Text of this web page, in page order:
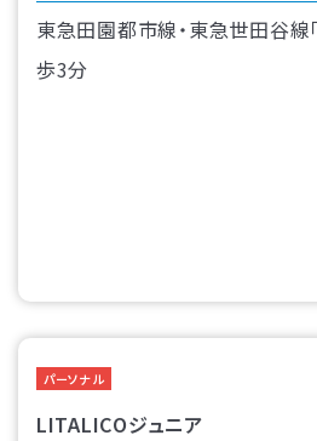
東急田園都市線・東急世田谷線
歩3分
パーソナル
LITALICOジュニア